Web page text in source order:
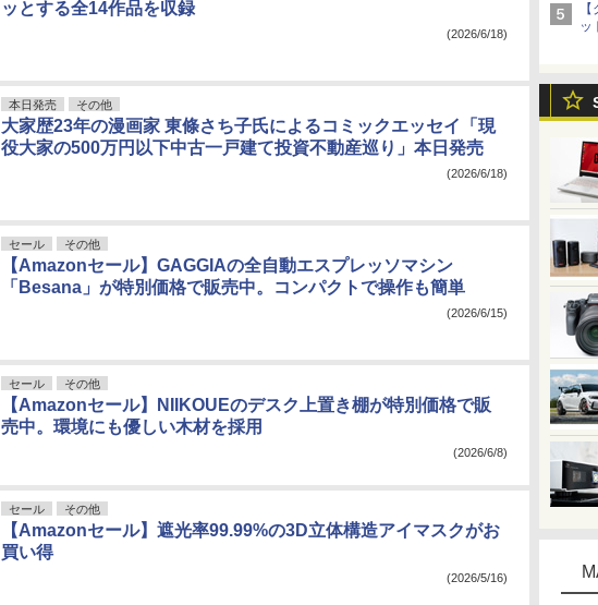
ッ
ッとする全14作品を収録
(2026/6/18)
本日発売 その他
大家歴23年の漫画家 東條さち子氏によるコミックエッセイ「現
役大家の500万円以下中古一戸建て投資不動産巡り」本日発売
(2026/6/18)
セール その他
【Amazonセール】GAGGIAの全自動エスプレッソマシン
「Besana」が特別価格で販売中。コンパクトで操作も簡単
(2026/6/15)
セール その他
【Amazonセール】NIIKOUEのデスク上置き棚が特別価格で販
売中。環境にも優しい木材を採用
(2026/6/8)
セール その他
【Amazonセール】遮光率99.99%の3D立体構造アイマスクがお
買い得
(2026/5/16)